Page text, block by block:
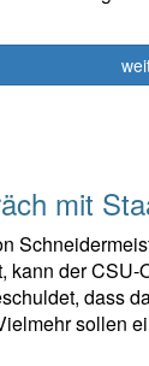
mit
kann der
dass
sollen